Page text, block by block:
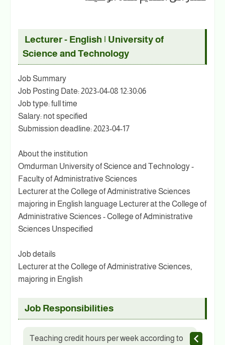
Lecturer - English | University of
Science and Technology
Job Summary
Job Posting Date: 2023-04-08 12:30:06
Job type: full time
Salary: not specified
Submission deadline: 2023-04-17
About the institution
Omdurman University of Science and Technology -
Faculty of Administrative Sciences
Lecturer at the College of Administrative Sciences
majoring in English language Lecturer at the College of
Administrative Sciences - College of Administrative
Sciences Unspecified
Job details
Lecturer at the College of Administrative Sciences,
majoring in English
Job Responsibilities
Teaching credit hours per week according to